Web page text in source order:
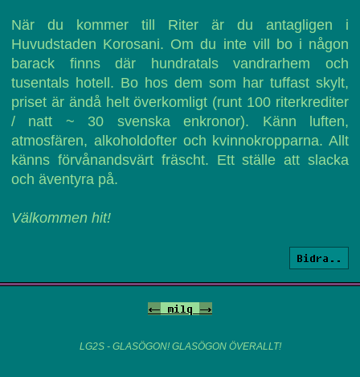
När du kommer till Riter är du antagligen i
Huvudstaden Korosani. Om du inte vill bo i någon
barack finns där hundratals vandrarhem och
tusentals hotell. Bo hos dem som har tuffast skylt,
priset är ändå helt överkomligt (runt 100 riterkrediter
/ natt ~ 30 svenska enkronor). Känn luften,
atmosfären, alkoholdofter och kvinnokropparna. Allt
känns förvånandsvärt fräscht. Ett ställe att slacka
och äventyra på.
Välkommen hit!
Bidra..
<- milq ->
LG2S - GLASÖGON! GLASÖGON ÖVERALLT!